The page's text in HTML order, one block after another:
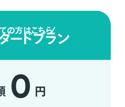
の方はこちら
ードプラン
0 円